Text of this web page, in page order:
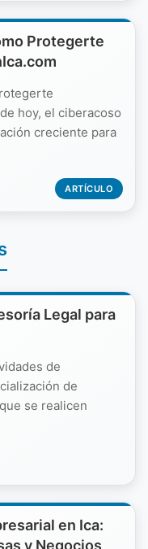
Protegerte
hoy, el ciberacoso
creciente para
ARTÍCULO
Legal para
de
de
se realicen
en Ica:
y Negocios